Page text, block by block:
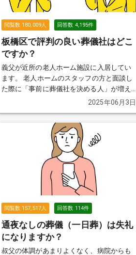
閲覧数 180,009人 回答数 4,195件
板橋区で評判の良い葬儀社はどこ
ですか？
義父が近所の老人ホーム施設に入居してい
ます。 老人ホームのスタッフの方と面談し
た際に「事前に葬儀社を決める人」が増え
ているとの話を伺いました。 私も、テレビ
て、色々調べたのですが、近所の土地勘が
なく困っております。 どなたか、良い葬儀
社を2〜3社教えていただけませんでしょう
続きを見る
2025年06月3日
閲覧数 157,517人 回答数 114件
通夜なしの葬儀（一日葬）は失礼
になりますか？
叔父の体調があまりよくなく、病院からも